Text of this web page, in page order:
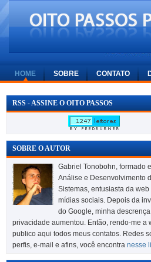
HOME SOBRE CONTATO
RSS - ASSINE O OITO PASSOS
SOBRE O AUTOR
Gabriel Tonobohn, formado
Análise e Desenvolvimento
Sistemas, entusiasta da web
mídias sociais. Depois da
do Google, minha
privacidade aumentou. Então, rendo-me a
publico aqui todos meus contatos. Redes
perfis, e-mail e afins, você encontra nesse